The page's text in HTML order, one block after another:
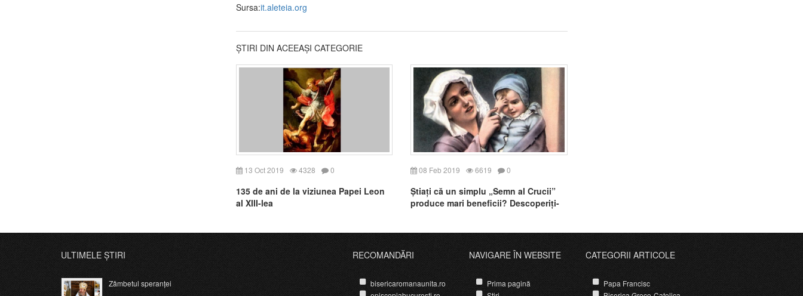
Sursa:it.aleteia.org
ȘTIRI DIN ACEEAȘI CATEGORIE
13 Oct 2019 4328 0
135 de ani de la viziunea Papei Leon
al XIII-lea
08 Feb 2019 6619 0
Știați că un simplu „Semn al Crucii”
produce mari beneficii? Descoperiți-
ULTIMELE ȘTIRI
Zâmbetul speranței
RECOMANDĂRI
bisericaromanaunita.ro
NAVIGARE ÎN WEBSITE
Prima pagină
CATEGORII ARTICOLE
Papa Francisc